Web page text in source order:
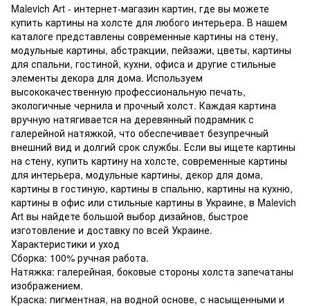
Malevich Art - интернет-магазин картин, где вы можете
купить картины на холсте для любого интерьера. В нашем
каталоге представлены современные картины на стену,
модульные картины, абстракции, пейзажи, цветы, картины
для спальни, гостиной, кухни, офиса и другие стильные
элементы декора для дома. Используем
высококачественную профессиональную печать,
экологичные чернила и прочный холст. Каждая картина
вручную натягивается на деревянный подрамник с
галерейной натяжкой, что обеспечивает безупречный
внешний вид и долгий срок службы. Если вы ищете картины
на стену, купить картину на холсте, современные картины
для интерьера, модульные картины, декор для дома,
картины в гостиную, картины в спальню, картины на кухню,
картины в офис или стильные картины в Украине, в Malevich
Art вы найдете большой выбор дизайнов, быстрое
изготовление и доставку по всей Украине.
Характеристики и уход
Сборка: 100% ручная работа.
Натяжка: галерейная, боковые стороны холста запечатаны
изображением.
Краска: пигментная, на водной основе, с насыщенными и